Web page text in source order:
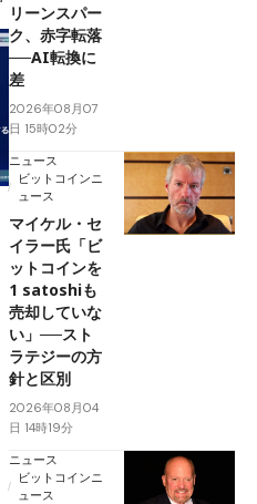
リーンスパー
ク、赤字転落
──AI転換に
差
2026年08月07
日 15時02分
ニュース
ビットコインニ
ュース
マイケル・セ
イラー氏「ビ
ットコインを
1 satoshiも
売却していな
い」──スト
ラテジーの方
針と区別
2026年08月04
日 14時19分
ニュース
ビットコインニ
ュース